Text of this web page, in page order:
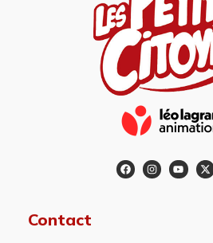
Contact